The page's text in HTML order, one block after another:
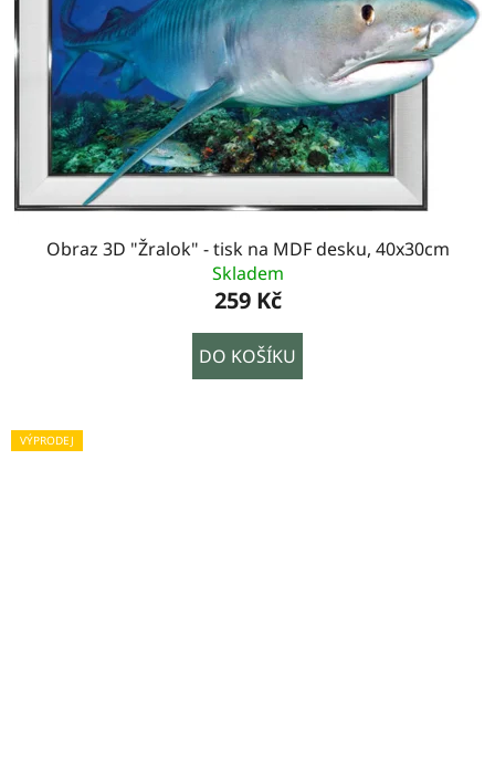
Obraz 3D "Žralok" - tisk na MDF desku, 40x30cm
Skladem
259 Kč
DO KOŠÍKU
VÝPRODEJ